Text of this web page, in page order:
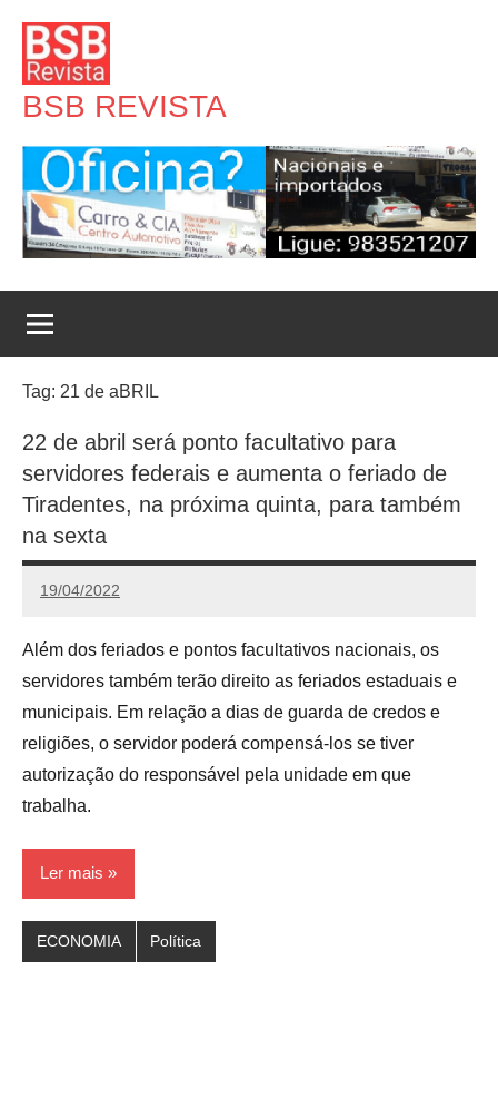
para
conteúdo
BSB REVISTA
Tag: 21 de aBRIL
22 de abril será ponto facultativo para
servidores federais e aumenta o feriado de
Tiradentes, na próxima quinta, para também
na sexta
19/04/2022
Redação
Além dos feriados e pontos facultativos nacionais, os
servidores também terão direito as feriados estaduais e
municipais. Em relação a dias de guarda de credos e
religiões, o servidor poderá compensá-los se tiver
autorização do responsável pela unidade em que
trabalha.
Ler mais
ECONOMIA Política